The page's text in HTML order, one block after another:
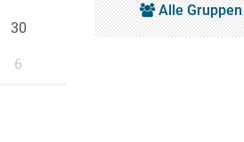
30
6
Alle Gruppen